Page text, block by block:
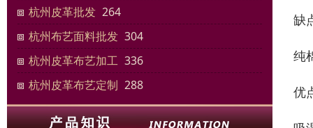
杭州皮革批发 264
杭州布艺面料批发 304
杭州皮革布艺加工 336
杭州皮革布艺定制 288
缺
纯
优